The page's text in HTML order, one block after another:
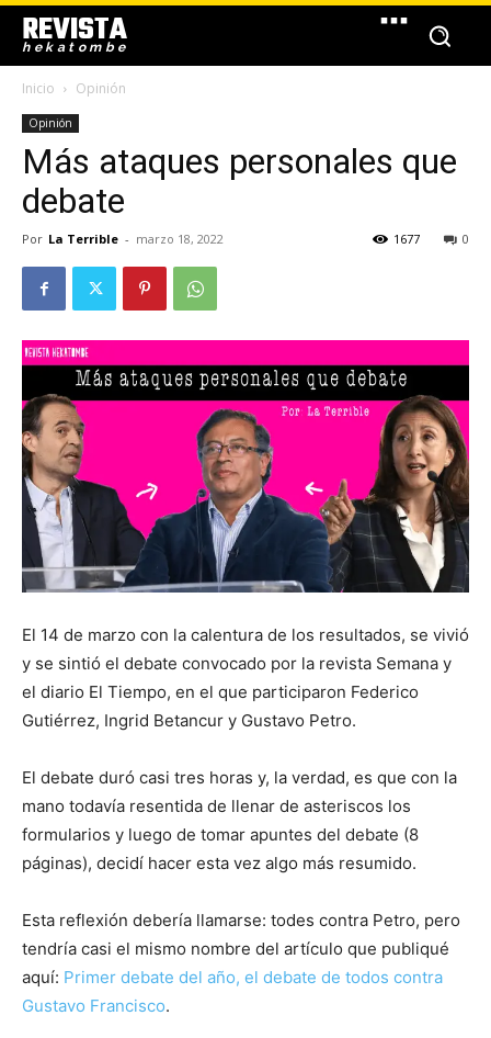
REVISTA
hekatombe
Inicio Opinión
Opinión
Más ataques personales que
debate
Por La Terrible - marzo 18, 2022 0
1677
El 14 de marzo con la calentura de los resultados, se vivió
y se sintió el debate convocado por la revista Semana y
el diario El Tiempo, en el que participaron Federico
Gutiérrez, Ingrid Betancur y Gustavo Petro.
El debate duró casi tres horas y, la verdad, es que con la
mano todavía resentida de llenar de asteriscos los
formularios y luego de tomar apuntes del debate (8
páginas), decidí hacer esta vez algo más resumido.
Esta reflexión debería llamarse: todes contra Petro, pero
tendría casi el mismo nombre del artículo que publiqué
aquí: Primer debate del año, el debate de todos contra
Gustavo Francisco.